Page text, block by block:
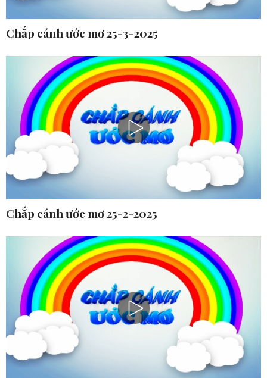
Chắp cánh ước mơ 25-3-2025
Chắp cánh ước mơ 25-2-2025